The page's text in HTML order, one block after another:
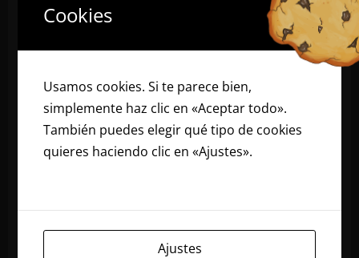
Cookies
Usamos cookies. Si te parece bien,
simplemente haz clic en «Aceptar todo».
También puedes elegir qué tipo de cookies
quieres haciendo clic en «Ajustes».
Ajustes